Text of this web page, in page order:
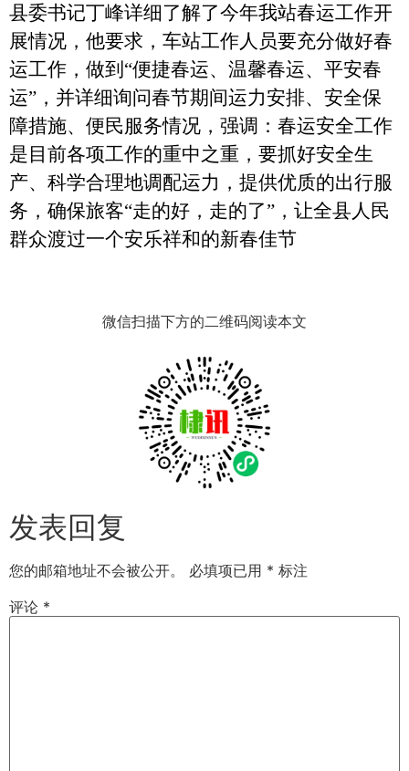
县委书记丁峰详细了解了今年我站春运工作开
展情况，他要求，车站工作人员要充分做好春
运工作，做到“便捷春运、温馨春运、平安春
运”，并详细询问春节期间运力安排、安全保
障措施、便民服务情况，强调：春运安全工作
是目前各项工作的重中之重，要抓好安全生
产、科学合理地调配运力，提供优质的出行服
务，确保旅客“走的好，走的了”，让全县人民
群众渡过一个安乐祥和的新春佳节
微信扫描下方的二维码阅读本文
发表回复
您的邮箱地址不会被公开。 必填项已用 * 标注
评论 *